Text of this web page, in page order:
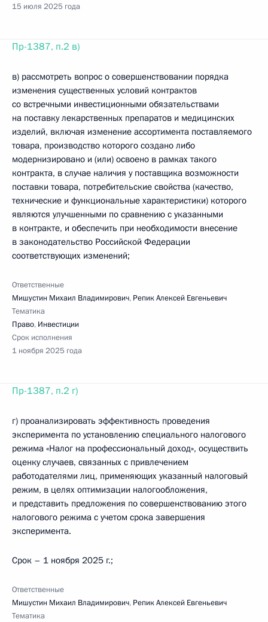
15 июля 2025 года
Пр-1387, п.2 в)
в) рассмотреть вопрос о совершенствовании порядка
изменения существенных условий контрактов
со встречными инвестиционными обязательствами
на поставку лекарственных препаратов и медицинских
изделий, включая изменение ассортимента поставляемого
товара, производство которого создано либо
модернизировано и (или) освоено в рамках такого
контракта, в случае наличия у поставщика возможности
поставки товара, потребительские свойства (качество,
технические и функциональные характеристики) которого
являются улучшенными по сравнению с указанными
в контракте, и обеспечить при необходимости внесение
в законодательство Российской Федерации
соответствующих изменений;
Ответственные
Мишустин Михаил Владимирович, Репик Алексей Евгеньевич
Тематика
Право, Инвестиции
Срок исполнения
1 ноября 2025 года
Пр-1387, п.2 г)
г) проанализировать эффективность проведения
эксперимента по установлению специального налогового
режима «Налог на профессиональный доход», осуществить
оценку случаев, связанных с привлечением
работодателями лиц, применяющих указанный налоговый
режим, в целях оптимизации налогообложения,
и представить предложения по совершенствованию этого
налогового режима с учетом срока завершения
эксперимента.
Срок – 1 ноября 2025 г.;
Ответственные
Мишустин Михаил Владимирович, Репик Алексей Евгеньевич
Тематика